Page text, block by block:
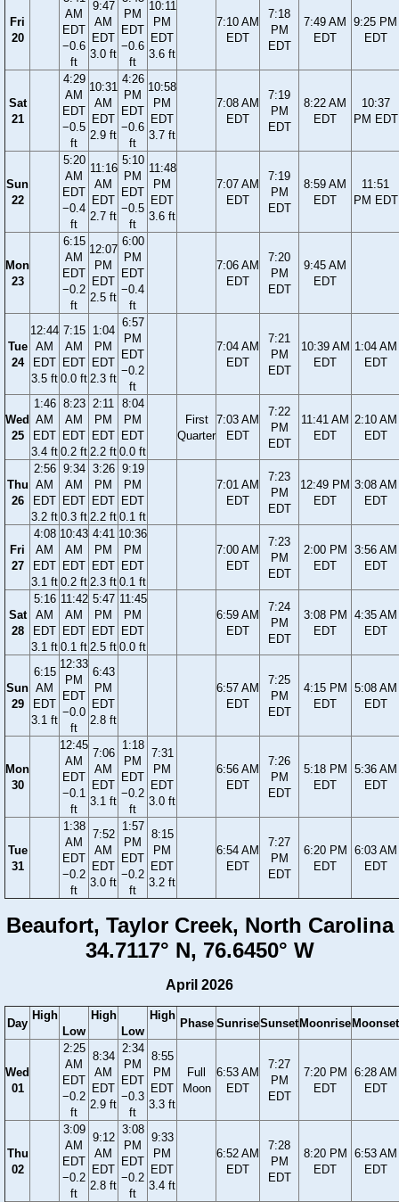
Fri
20
AM
EDT
−0.6
ft
9:47
AM
EDT
3.0 ft
PM
EDT
−0.6
ft
10:11
PM
EDT
3.6 ft
7:10 AM
EDT
7:18
PM
EDT
7:49 AM
EDT
9:25 PM
EDT
Sat
21
4:29
AM
EDT
−0.5
ft
10:31
AM
EDT
2.9 ft
4:26
PM
EDT
−0.6
ft
10:58
PM
EDT
3.7 ft
7:08 AM
EDT
7:19
PM
EDT
8:22 AM
EDT
10:37
PM EDT
Sun
22
5:20
AM
EDT
−0.4
ft
11:16
AM
EDT
2.7 ft
5:10
PM
EDT
−0.5
ft
11:48
PM
EDT
3.6 ft
7:07 AM
EDT
7:19
PM
EDT
8:59 AM
EDT
11:51
PM EDT
Mon
23
6:15
AM
EDT
−0.2
ft
12:07
PM
EDT
2.5 ft
6:00
PM
EDT
−0.4
ft
7:06 AM
EDT
7:20
PM
EDT
9:45 AM
EDT
Tue
24
12:44
AM
EDT
3.5 ft
7:15
AM
EDT
0.0 ft
1:04
PM
EDT
2.3 ft
6:57
PM
EDT
−0.2
ft
7:04 AM
EDT
7:21
PM
EDT
10:39 AM
EDT
1:04 AM
EDT
Wed
25
1:46
AM
EDT
3.4 ft
8:23
AM
EDT
0.2 ft
2:11
PM
EDT
2.2 ft
8:04
PM
EDT
0.0 ft
First
Quarter
7:03 AM
EDT
7:22
PM
EDT
11:41 AM
EDT
2:10 AM
EDT
Thu
26
2:56
AM
EDT
3.2 ft
9:34
AM
EDT
0.3 ft
3:26
PM
EDT
2.2 ft
9:19
PM
EDT
0.1 ft
7:01 AM
EDT
7:23
PM
EDT
12:49 PM
EDT
3:08 AM
EDT
Fri
27
4:08
AM
EDT
3.1 ft
10:43
AM
EDT
0.2 ft
4:41
PM
EDT
2.3 ft
10:36
PM
EDT
0.1 ft
7:00 AM
EDT
7:23
PM
EDT
2:00 PM
EDT
3:56 AM
EDT
Sat
28
5:16
AM
EDT
3.1 ft
11:42
AM
EDT
0.1 ft
5:47
PM
EDT
2.5 ft
11:45
PM
EDT
0.0 ft
6:59 AM
EDT
7:24
PM
EDT
3:08 PM
EDT
4:35 AM
EDT
Sun
29
6:15
AM
EDT
3.1 ft
12:33
PM
EDT
−0.0
ft
6:43
PM
EDT
2.8 ft
6:57 AM
EDT
7:25
PM
EDT
4:15 PM
EDT
5:08 AM
EDT
Mon
30
12:45
AM
EDT
−0.1
ft
7:06
AM
EDT
3.1 ft
1:18
PM
EDT
−0.2
ft
7:31
PM
EDT
3.0 ft
6:56 AM
EDT
7:26
PM
EDT
5:18 PM
EDT
5:36 AM
EDT
Tue
31
1:38
AM
EDT
−0.2
ft
7:52
AM
EDT
3.0 ft
1:57
PM
EDT
−0.2
ft
8:15
PM
EDT
3.2 ft
6:54 AM
EDT
7:27
PM
EDT
6:20 PM
EDT
6:03 AM
EDT
Beaufort, Taylor Creek, North Carolina
34.7117° N, 76.6450° W
April 2026
Day
High
Low
High
Low
High
Phase SunriseSunsetMoonriseMoonset
Wed
01
2:25
AM
EDT
−0.2
ft
8:34
AM
EDT
2.9 ft
2:34
PM
EDT
−0.3
ft
8:55
PM
EDT
3.3 ft
Full
Moon
6:53 AM
EDT
7:27
PM
EDT
7:20 PM
EDT
6:28 AM
EDT
Thu
02
3:09
AM
EDT
−0.2
ft
9:12
AM
EDT
2.8 ft
3:08
PM
EDT
−0.2
ft
9:33
PM
EDT
3.4 ft
6:52 AM
EDT
7:28
PM
EDT
8:20 PM
EDT
6:53 AM
EDT